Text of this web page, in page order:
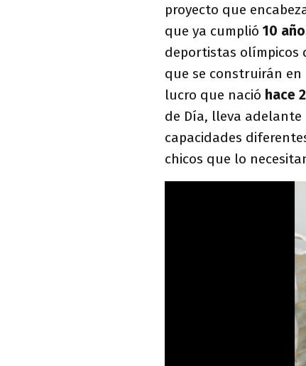
proyecto que
que ya cumplió 10
deportistas olímpicos
que se construirán en
lucro que nació hace
de Día, lleva adelante
capacidades
chicos que lo